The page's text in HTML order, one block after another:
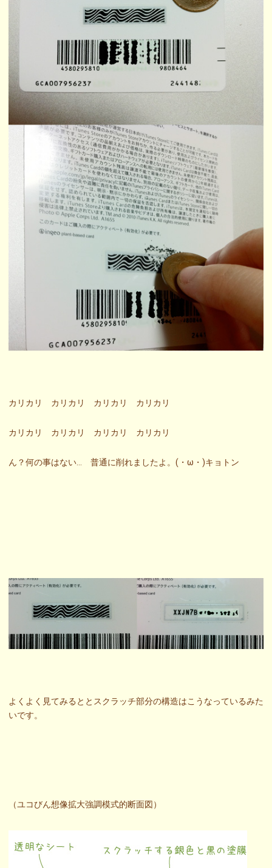
カリカリ カリカリ カリカリ カリカリ
カリカリ カリカリ カリカリ カリカリ
ん？何の事はない… 普通に削れましたよ。(・ω・)キョトン
よくよく見てみるととスクラッチ部分の構造はこうなっているみた
いです。
（ユコびん想像拡大強調模式的断面図）